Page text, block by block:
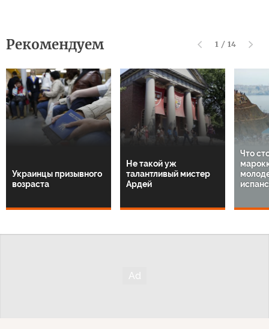
Рекомендуем 1 / 14
Украинцы призывного
возраста
Не такой уж
талантливый мистер
Ардей
Что